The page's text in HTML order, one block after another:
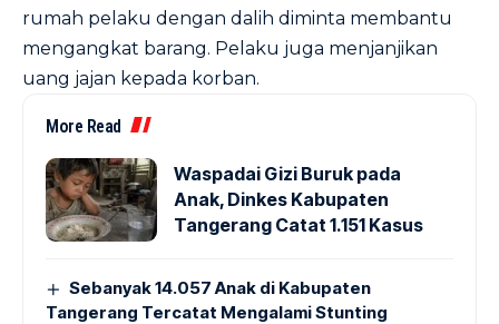
rumah pelaku dengan dalih diminta membantu
mengangkat barang. Pelaku juga menjanjikan
uang jajan kepada korban.
More Read
Waspadai Gizi Buruk pada
Anak, Dinkes Kabupaten
Tangerang Catat 1.151 Kasus
Sebanyak 14.057 Anak di Kabupaten
Tangerang Tercatat Mengalami Stunting